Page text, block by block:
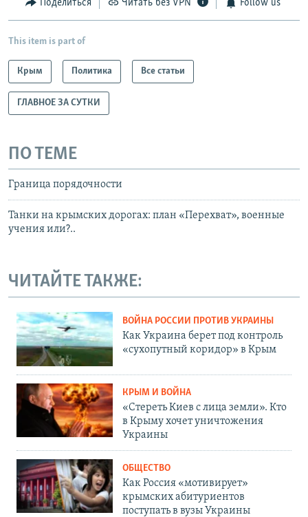
Поделиться Читать без VPN Follow us
This item is part of
Крым Политика Все статьи
ГЛАВНОЕ ЗА СУТКИ
ПО ТЕМЕ
Граница порядочности
Танки на крымских дорогах: план «Перехват», военные
учения или?..
ЧИТАЙТЕ ТАКЖЕ:
ВОЙНА РОССИИ ПРОТИВ УКРАИНЫ
Как Украина берет под контроль
«сухопутный коридор» в Крым
КРЫМ И ВОЙНА
«Стереть Киев с лица земли». Кто
в Крыму хочет уничтожения
Украины
ОБЩЕСТВО
Как Россия «мотивирует»
крымских абитуриентов
поступать в вузы Украины